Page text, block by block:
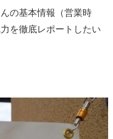
の基本情報（営業時
を徹底レポートしたい